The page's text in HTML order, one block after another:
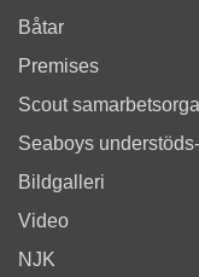
Båtar
Premises
Scout
Seaboys
Bildgalleri
Video
NJK